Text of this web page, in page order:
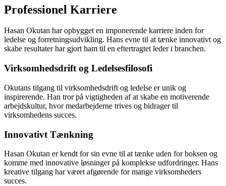
Professionel Karriere
Hasan Okutan har opbygget en imponerende karriere inden for
ledelse og forretningsudvikling. Hans evne til at tænke innovativt og
skabe resultater har gjort ham til en eftertragtet leder i branchen.
Virksomhedsdrift og Ledelsesfilosofi
Okutans tilgang til virksomhedsdrift og ledelse er unik og
inspirerende. Han tror på vigtigheden af at skabe en motiverende
arbejdskultur, hvor medarbejderne trives og bidrager til
virksomhedens succes.
Innovativt Tænkning
Hasan Okutan er kendt for sin evne til at tænke uden for boksen og
komme med innovative løsninger på komplekse udfordringer. Hans
kreative tilgang har været afgørende for mange virksomheders
succes.